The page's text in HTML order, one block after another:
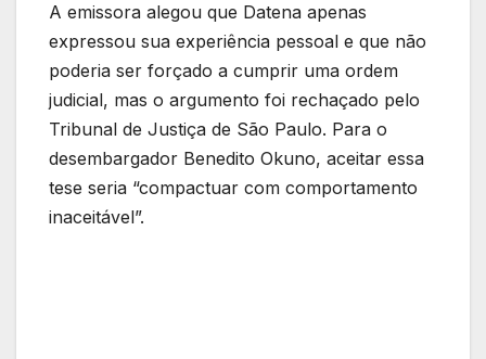
A emissora alegou que Datena apenas
expressou sua experiência pessoal e que não
poderia ser forçado a cumprir uma ordem
judicial, mas o argumento foi rechaçado pelo
Tribunal de Justiça de São Paulo. Para o
desembargador Benedito Okuno, aceitar essa
tese seria “compactuar com comportamento
inaceitável”.